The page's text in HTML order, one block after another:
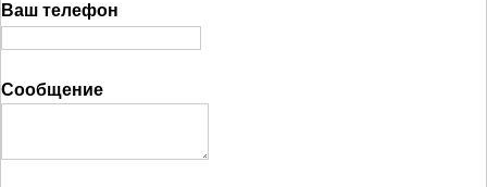
Ваш телефон
Сообщение